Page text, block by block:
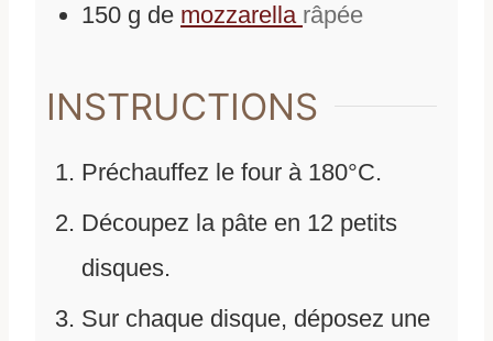
150 g de mozzarella râpée
INSTRUCTIONS
Préchauffez le four à 180°C.
Découpez la pâte en 12 petits
disques.
Sur chaque disque, déposez une